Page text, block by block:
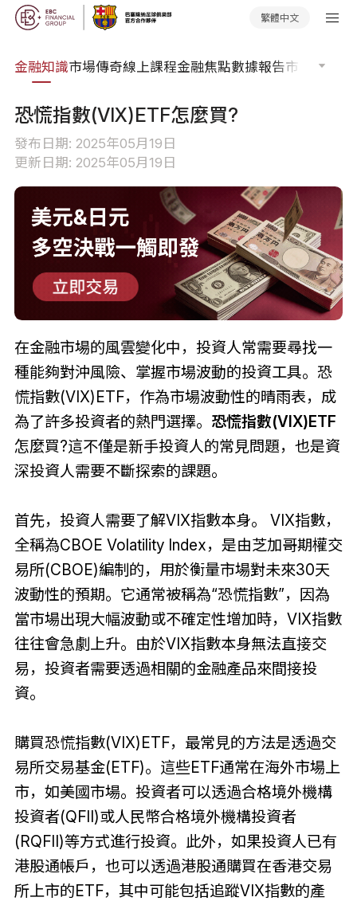
繁體中文
金融知識市場傳奇線上課程金融焦點數據報告市場分析
恐慌指數(VIX)ETF怎麼買?
發布日期: 2025年05月19日
更新日期: 2025年05月19日
在金融市場的風雲變化中，投資人常需要尋找一
種能夠對沖風險、掌握市場波動的投資工具。恐
慌指數(VIX)ETF，作為市場波動性的晴雨表，成
為了許多投資者的熱門選擇。 恐慌指數(VIX)ETF
怎麼買?這不僅是新手投資人的常見問題，也是資
深投資人需要不斷探索的課題。
首先，投資人需要了解VIX指數本身。 VIX指數，
全稱為CBOE Volatility Index，是由芝加哥期權交
易所(CBOE)編制的，用於衡量市場對未來30天
波動性的預期。它通常被稱為“恐慌指數”，因為
當市場出現大幅波動或不確定性增加時，VIX指數
往往會急劇上升。由於VIX指數本身無法直接交
易，投資者需要透過相關的金融產品來間接投
資。
購買恐慌指數(VIX)ETF，最常見的方法是透過交
易所交易基金(ETF)。這些ETF通常在海外市場上
市，如美國市場。投資者可以透過合格境外機構
投資者(QFII)或人民幣合格境外機構投資者
(RQFII)等方式進行投資。此外，如果投資人已有
港股通帳戶，也可以透過港股通購買在香港交易
所上市的ETF，其中可能包括追蹤VIX指數的產